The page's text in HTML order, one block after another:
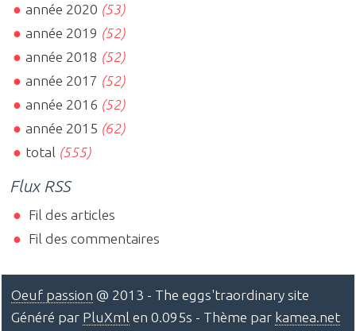
année 2020 (53)
année 2019 (52)
année 2018 (52)
année 2017 (52)
année 2016 (52)
année 2015 (62)
total (555)
Flux RSS
Fil des articles
Fil des commentaires
Oeuf passion @ 2013 - The eggs'traordinary site
Généré par PluXml en 0.095s - Thème par kamea.net